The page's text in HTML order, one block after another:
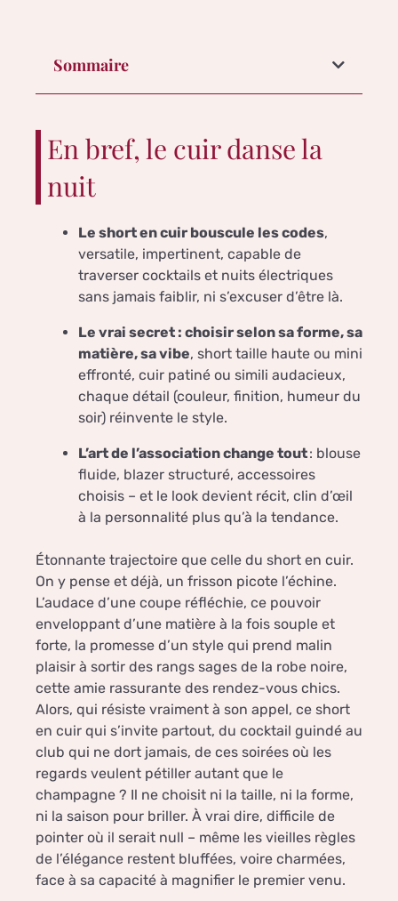
Sommaire
En bref, le cuir danse la
nuit
Le short en cuir bouscule les codes,
versatile, impertinent, capable de
traverser cocktails et nuits électriques
sans jamais faiblir, ni s’excuser d’être là.
Le vrai secret : choisir selon sa forme, sa
matière, sa vibe, short taille haute ou mini
effronté, cuir patiné ou simili audacieux,
chaque détail (couleur, finition, humeur du
soir) réinvente le style.
L’art de l’association change tout: blouse
fluide, blazer structuré, accessoires
choisis – et le look devient récit, clin d’œil
à la personnalité plus qu’à la tendance.
Étonnante trajectoire que celle du short en cuir.
On y pense et déjà, un frisson picote l’échine.
L’audace d’une coupe réfléchie, ce pouvoir
enveloppant d’une matière à la fois souple et
forte, la promesse d’un style qui prend malin
plaisir à sortir des rangs sages de la robe noire,
cette amie rassurante des rendez-vous chics.
Alors, qui résiste vraiment à son appel, ce short
en cuir qui s’invite partout, du cocktail guindé au
club qui ne dort jamais, de ces soirées où les
regards veulent pétiller autant que le
champagne ? Il ne choisit ni la taille, ni la forme,
ni la saison pour briller. À vrai dire, difficile de
pointer où il serait null – même les vieilles règles
de l’élégance restent bluffées, voire charmées,
face à sa capacité à magnifier le premier venu.